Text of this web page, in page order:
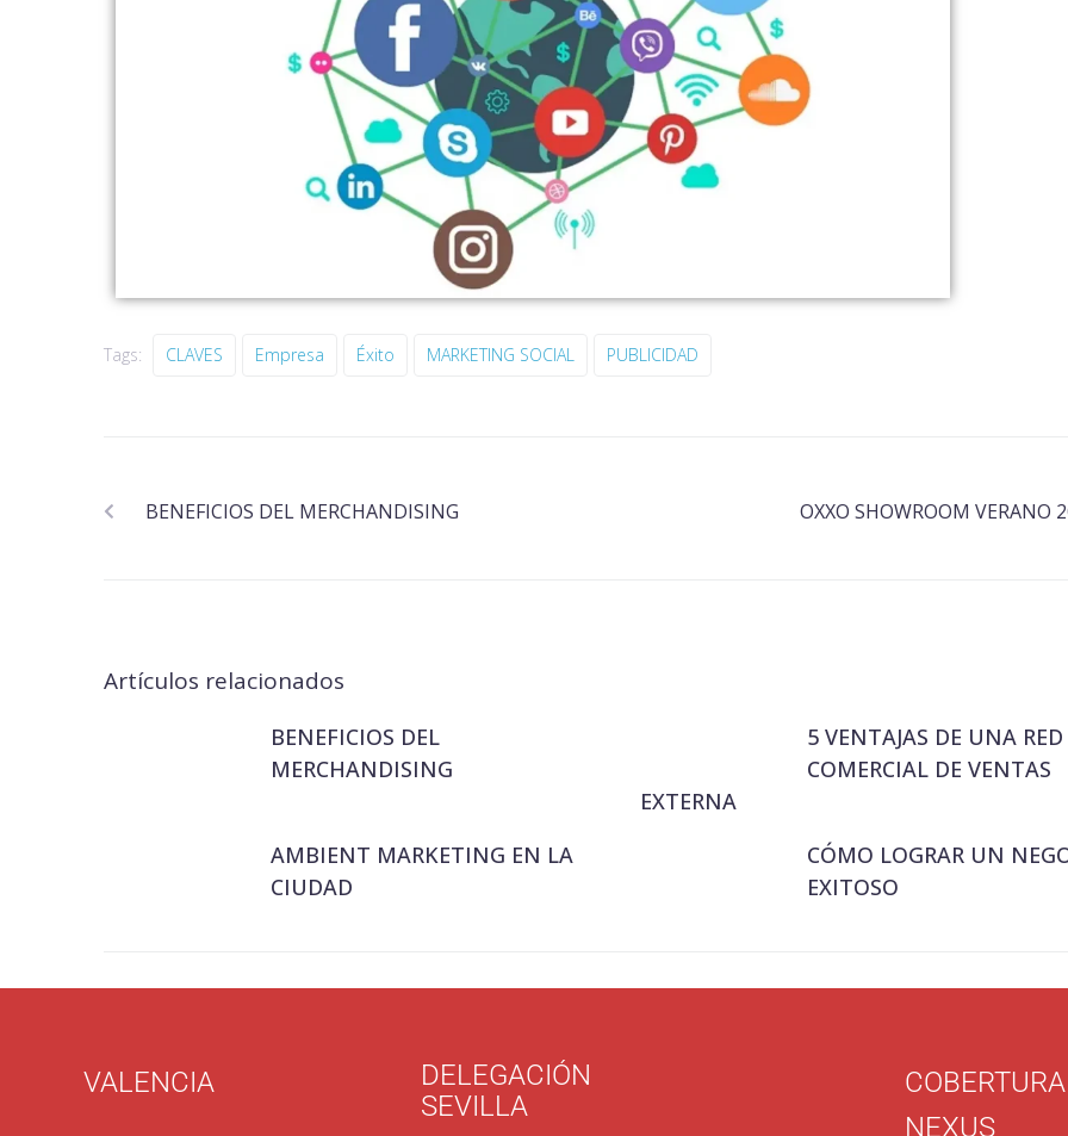
Tags: CLAVES Empresa Éxito MARKETING SOCIAL PUBLICIDAD
BENEFICIOS DEL MERCHANDISING OXXO SHOWROOM VERANO
Artículos relacionados
BENEFICIOS DEL
MERCHANDISING
5 VENTAJAS DE UNA RED
COMERCIAL DE VENTAS
EXTERNA
AMBIENT MARKETING EN LA
CIUDAD
CÓMO LOGRAR UN
EXITOSO
VALENCIA
DELEGACIÓN
SEVILLA
COBERTURA
NEXUS